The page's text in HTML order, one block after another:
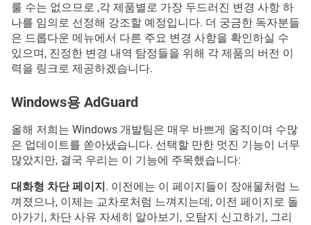
룰 수는 없으므로 ,각 제품별로 가장 두드러진 변경 사항 하
나를 임의로 선정해 강조할 예정입니다. 더 궁금한 독자분들
은 드롭다운 메뉴에서 다른 주요 변경 사항을 확인하실 수
있으며, 진정한 변경 내역 탐정들을 위해 각 제품의 버전 이
력을 링크로 제공하겠습니다.
Windows용 AdGuard
올해 저희는 Windows 개발팀은 매우 바쁘게 움직이며 수많
은 업데이트를 쏟아냈습니다. 선택할 만한 멋진 기능이 너무
많았지만, 결국 우리는 이 기능에 주목했습니다:
대화형 차단 페이지 . 이전에는 이 페이지들이 장애물처럼 느
껴졌으나, 이제는 교차로처럼 느껴지는데, 이전 페이지로 돌
아가기, 차단 사유 자세히 알아보기, 오탐지 신고하기, 그리